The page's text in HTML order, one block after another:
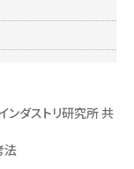
ンダストリ研究所 共
法